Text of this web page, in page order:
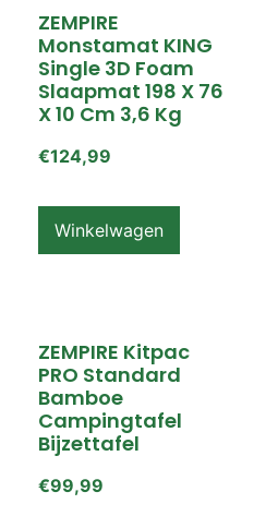
ZEMPIRE
Monstamat KING
Single 3D Foam
Slaapmat 198 X 76
X 10 Cm 3,6 Kg
€124,99
Winkelwagen
ZEMPIRE Kitpac
PRO Standard
Bamboe
Campingtafel
Bijzettafel
€99,99